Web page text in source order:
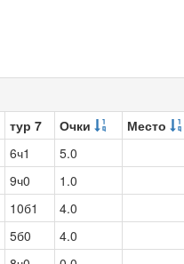
тур 7 Очки Место
6ч1 5.0
9ч0 1.0
10б1 4.0
5б0 4.0